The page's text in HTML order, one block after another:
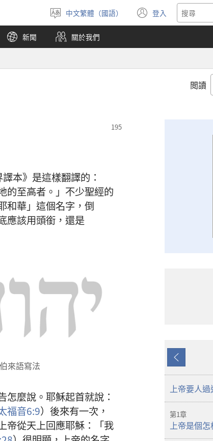
選
擇
語
言
中文繁體（國語） 登入
（開
啟
視
新聞 關於我們
閲讀
譯本》 是這樣翻譯的 ：
的至高者 。」 不少聖經的
和華」 這個名字 ， 倒
應該用頭銜 ， 還是
來語寫法
怎麼說 。 耶穌起首就說 ：
福音6:9） 後來有一次 ，
帝從天上回應耶穌 ：「我
上
一
頁
上帝要人過
第1章
上帝是個怎